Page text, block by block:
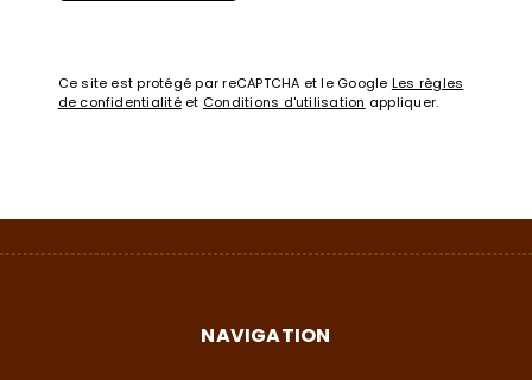
Ce site est protégé par reCAPTCHA et le Google Les règles
de confidentialitéet Conditions d'utilisation appliquer.
NAVIGATION